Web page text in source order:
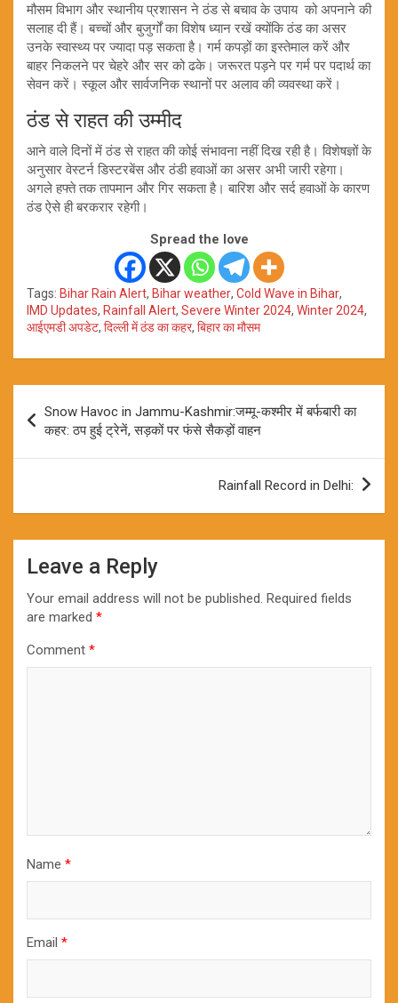
मौसम विभाग और स्थानीय प्रशासन ने ठंड से बचाव के उपाय को अपनाने की
सलाह दी हैं। बच्चों और बुजुर्गों का विशेष ध्यान रखें क्योंकि ठंड का असर
उनके स्वास्थ्य पर ज्यादा पड़ सकता है। गर्म कपड़ों का इस्तेमाल करें और
बाहर निकलने पर चेहरे और सर को ढके। जरूरत पड़ने पर गर्म पर पदार्थ का
सेवन करें। स्कूल और सार्वजनिक स्थानों पर अलाव की व्यवस्था करें।
ठंड से राहत की उम्मीद
आने वाले दिनों में ठंड से राहत की कोई संभावना नहीं दिख रही है। विशेषज्ञों के
अनुसार वेस्टर्न डिस्टरबेंस और ठंडी हवाओं का असर अभी जारी रहेगा।
अगले हफ्ते तक तापमान और गिर सकता है। बारिश और सर्द हवाओं के कारण
ठंड ऐसे ही बरकरार रहेगी।
Spread the love
Tags: Bihar Rain Alert, Bihar weather, Cold Wave in Bihar,
IMD Updates, Rainfall Alert, Severe Winter 2024, Winter 2024,
आईएमडी अपडेट, दिल्ली में ठंड का कहर, बिहार का मौसम
navigation
Snow Havoc in Jammu-Kashmir:जम्मू-कश्मीर में बर्फबारी का
कहर: ठप हुई ट्रेनें, सड़कों पर फंसे सैकड़ों वाहन
Rainfall Record in Delhi:
Leave a Reply
Your email address will not be published. Required fields
are marked *
Comment *
Name *
Email *